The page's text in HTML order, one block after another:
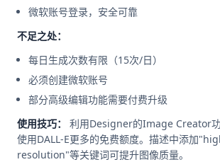
微软账号登录，安全可靠
不足之处：
每日生成次数有限（15次/日）
必须创建微软账号
部分高级编辑功能需要付费升级
使用技巧：
利用Designer的Image Creator
使用DALL-E更多的免费额度。描述中添加
resolution"等关键词可提升图像质量。